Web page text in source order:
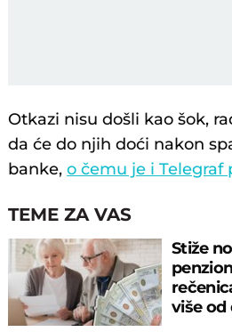
Otkazi nisu došli kao šok,
da će do njih doći nakon
banke,o čemu je i Telegraf
TEME ZA VAS
Stiže
više od